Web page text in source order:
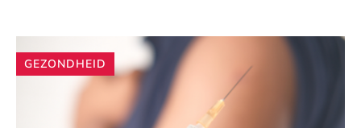
Andere
artikelen
GEZONDHEID